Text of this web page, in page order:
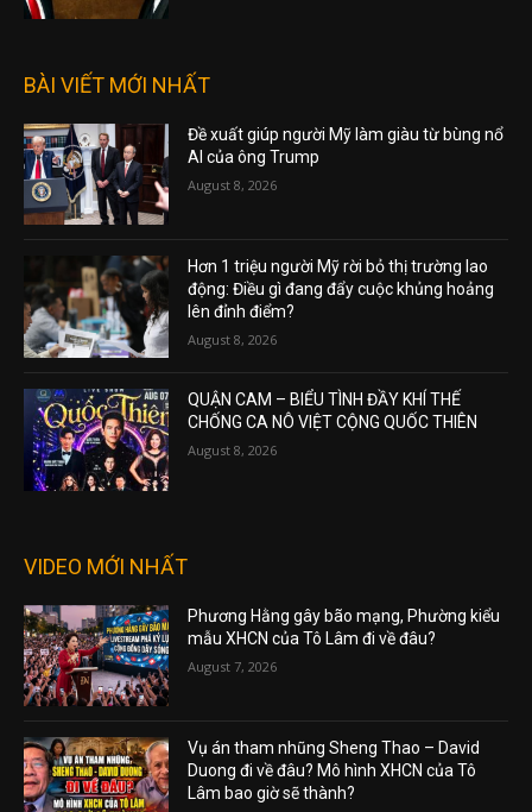
BÀI VIẾT MỚI NHẤT
Đề xuất giúp người Mỹ làm giàu từ bùng nổ
AI của ông Trump
August 8, 2026
Hơn 1 triệu người Mỹ rời bỏ thị trường lao
động: Điều gì đang đẩy cuộc khủng hoảng
lên đỉnh điểm?
August 8, 2026
QUẬN CAM – BIỂU TÌNH ĐẦY KHÍ THẾ
CHỐNG CA NÔ VIỆT CỘNG QUỐC THIÊN
August 8, 2026
VIDEO MỚI NHẤT
Phương Hằng gây bão mạng, Phường kiểu
mẫu XHCN của Tô Lâm đi về đâu?
August 7, 2026
Vụ án tham nhũng Sheng Thao – David
Duong đi về đâu? Mô hình XHCN của Tô
Lâm bao giờ sẽ thành?